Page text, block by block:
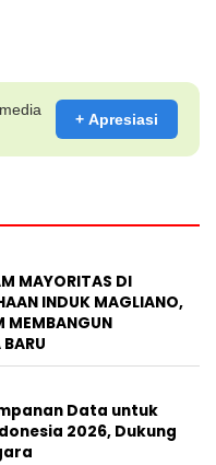
+ Apresiasi
MAYORITAS DI
INDUK MAGLIANO,
MEMBANGUN
Data untuk
2026, Dukung